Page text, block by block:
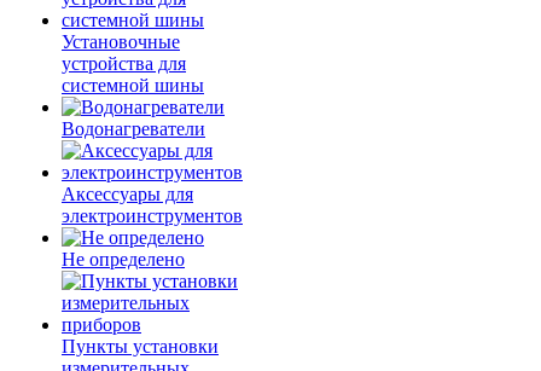
Установочные
устройства для
системной шины
Водонагреватели
Аксессуары для
электроинструментов
Не определено
Пункты установки